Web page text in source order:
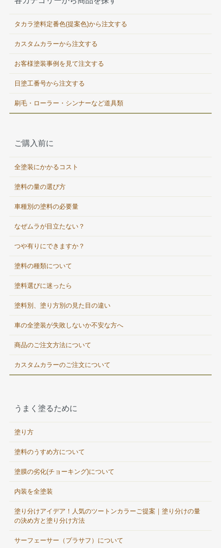
タカラ塗料定番色(提案色)から注文する
カスタムカラーから注文する
お客様塗装事例を見て注文する
日塗工番号から注文する
刷毛・ローラー・シンナーなど道具類
ご購入前に
全塗装にかかるコスト
塗料の量の選び方
車種別の塗料の必要量
なぜムラが目立たない？
つや有りにできますか？
塗料の種類について
塗料選びに迷ったら
塗料別、塗り方別の見た目の違い
車の全塗装が失敗しないか不安な方へ
商品のご注文方法について
カスタムカラーのご注文について
うまく塗るために
塗り方
塗料のうすめ方について
塗膜の劣化(チョーキング)について
内装を全塗装
塗り分けアイデア！人気のツートンカラーご提案｜塗り分けの量
の決め方と塗り分け方法
サーフェーサー（プラサフ）について